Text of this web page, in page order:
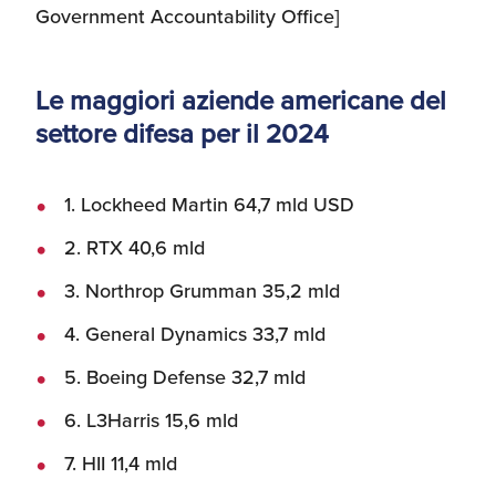
Government Accountability Office]
Le maggiori aziende americane del
settore difesa per il 2024
1. Lockheed Martin 64,7 mld USD
2. RTX 40,6 mld
3. Northrop Grumman 35,2 mld
4. General Dynamics 33,7 mld
5. Boeing Defense 32,7 mld
6. L3Harris 15,6 mld
7. HII 11,4 mld